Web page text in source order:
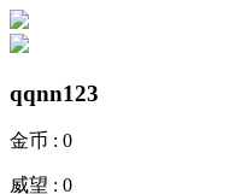
qqnn123
金币 : 0
威望 : 0